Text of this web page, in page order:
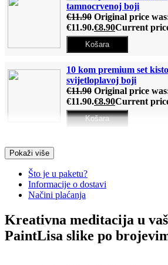
tamnocrvenoj boji
€11.90 Original price
€11.90.€8.90Current
Košara
10 kom premium set
svijetloplavoj boji
€11.90 Original price
€11.90.€8.90Current
Košara
Košara
Osvijetljeno, stolno
€11.90 Original price
€11.90. €8.90
Current
Read More
Pokaži više
Što je u paketu?
Informacije o dostavi
Načini plaćanja
Kreativna meditacija u
PaintLisa slike po